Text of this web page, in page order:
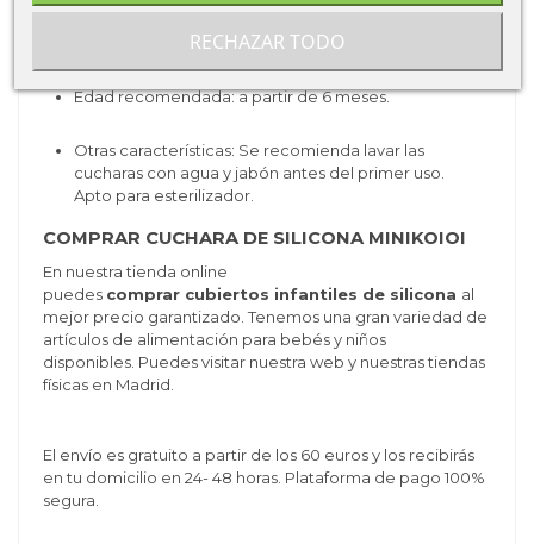
Edad recomendada: a partir de 6 meses.
Otras características: Se recomienda lavar las
cucharas con agua y jabón antes del primer uso.
Apto para esterilizador.
COMPRAR CUCHARA DE SILICONA MINIKOIOI
En nuestra tienda online
puedes comprar cubiertos infantiles de silicona al
mejor precio garantizado. Tenemos una gran variedad de
artículos de alimentación para bebés y niños
disponibles. Puedes visitar nuestra web y nuestras tiendas
físicas en Madrid.
El envío es gratuito a partir de los 60 euros y los recibirás
en tu domicilio en 24- 48 horas. Plataforma de pago 100%
segura.
RECHAZAR TODO